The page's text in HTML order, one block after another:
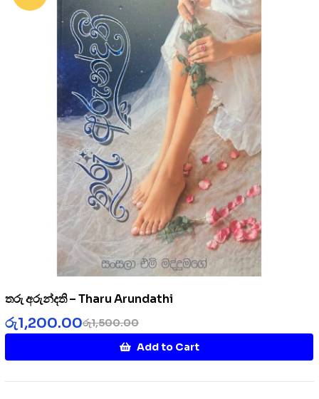
තරු අරුන්දති – Tharu Arundathi
රු1,500.00
රු1,200.00
Add to Cart